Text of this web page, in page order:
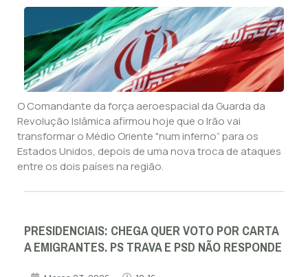
O Comandante da força aeroespacial da Guarda da
Revolução Islâmica afirmou hoje que o Irão vai
transformar o Médio Oriente "num inferno” para os
Estados Unidos, depois de uma nova troca de ataques
entre os dois países na região.
PRESIDENCIAIS: CHEGA QUER VOTO POR CARTA
A EMIGRANTES. PS TRAVA E PSD NÃO RESPONDE